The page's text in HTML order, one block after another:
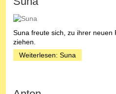
Suna freute sich, zu ihrer neuen
ziehen.
Weiterlesen: Suna